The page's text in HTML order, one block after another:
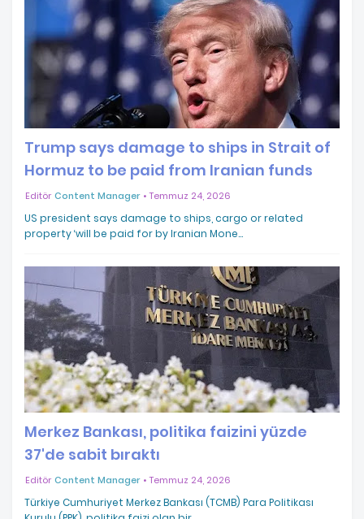
Trump says damage to ships in Strait of
Hormuz to be paid from Iranian funds
Editör Content Manager Temmuz 24, 2026
US president says damage to ships, cargo or related
property ‘will be paid for by Iranian Mone…
Merkez Bankası, politika faizini yüzde
37'de sabit bıraktı
Editör Content Manager Temmuz 24, 2026
Türkiye Cumhuriyet Merkez Bankası (TCMB) Para Politikası